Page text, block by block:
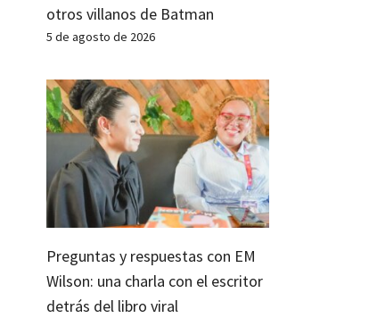
otros villanos de Batman
5 de agosto de 2026
Preguntas y respuestas con EM
Wilson: una charla con el escritor
detrás del libro viral